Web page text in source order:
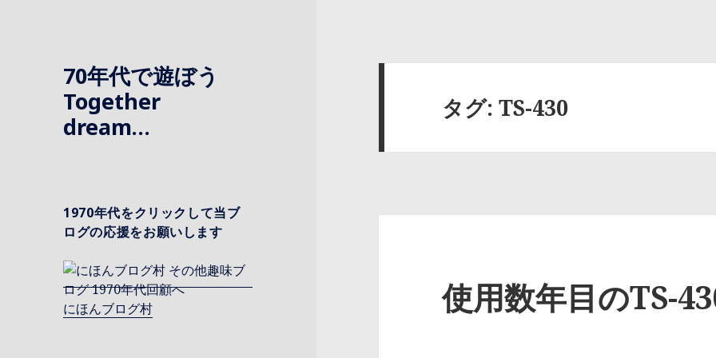
70年代で遊ぼう
Together
dream…
1970年代をクリックして当ブ
ログの応援をお願いします
にほんブログ村
タグ:TS-430
使用数年目のTS-